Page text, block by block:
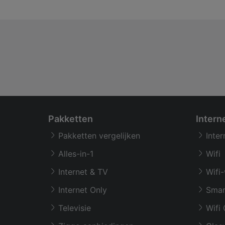
Pakketten
Pakketten vergelijken
Alles-in-1
Internet & TV
Internet Only
Televisie
Wifi
Wifi